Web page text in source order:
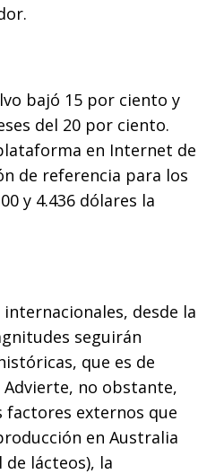
bajó 15 por ciento y
del 20 por ciento.
en Internet de
de referencia para los
y 4.436 dólares la
desde la
seguirán
que es de
no obstante,
factores externos que
en Australia
lácteos), la